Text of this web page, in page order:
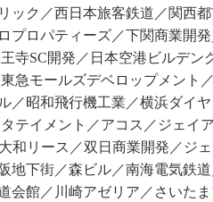
ック／西日本旅客鉄道／関西
プロパティーズ／下関商業開
寺SC開発／日本空港ビルデン
急モールズデベロップメント
／昭和飛行機工業／横浜ダイ
テイメント／アコス／ジェイ
和リース／双日商業開発／ジ
地下街／森ビル／南海電気鉄
会館／川崎アゼリア／さいた